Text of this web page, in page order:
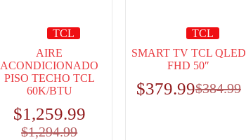
TCL
AIRE
ACONDICIONADO
PISO TECHO TCL
60K/BTU
$1,294.99
$1,259.99
TCL
SMART TV TCL QLED
FHD 50″
$384.99
$379.99